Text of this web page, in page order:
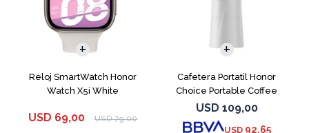
Reloj SmartWatch Honor
Watch X5i White
USD 69,00 USD 79,00
Cafetera Portatil Honor
Choice Portable Coffee
Machine White
USD 109,00
USD 92,65